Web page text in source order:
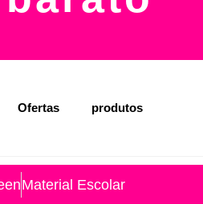
Ofertas produtos
Material Escolar